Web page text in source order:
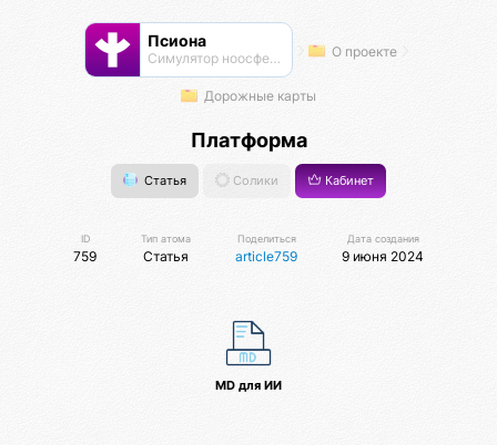
Псиона
Cимулятор ноосферы О проекте
Дорожные карты
Платформа
Статья Солики Кабинет
ID
759
Тип атома
Статья
Поделиться
article759
Дата создания
9 июня 2024
MD для ИИ